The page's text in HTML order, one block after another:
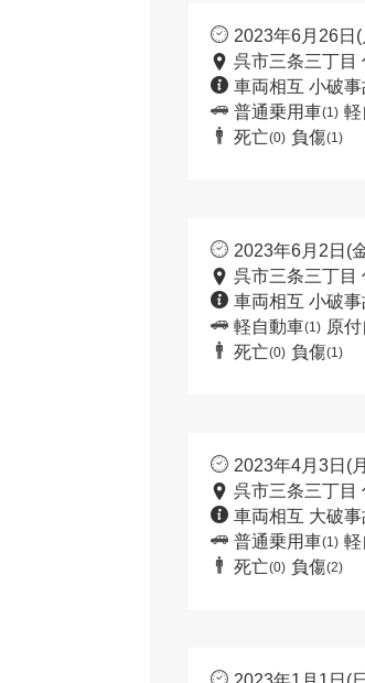
2023年6月26日
呉市三条三丁目
車両相互 小破事
普通乗用車(1) 軽
死亡(0) 負傷(1)
2023年6月2日(
呉市三条三丁目
車両相互 小破事
軽自動車(1) 原
死亡(0) 負傷(1)
2023年4月3日(
呉市三条三丁目
車両相互 大破事
普通乗用車(1) 軽
死亡(0) 負傷(2)